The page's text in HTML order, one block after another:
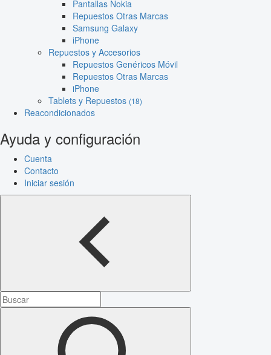
Pantallas Nokia
Repuestos Otras Marcas
Samsung Galaxy
iPhone
Repuestos y Accesorios
Repuestos Genéricos Móvil
Repuestos Otras Marcas
iPhone
Tablets y Repuestos (18)
Reacondicionados
Ayuda y configuración
Cuenta
Contacto
Iniciar sesión